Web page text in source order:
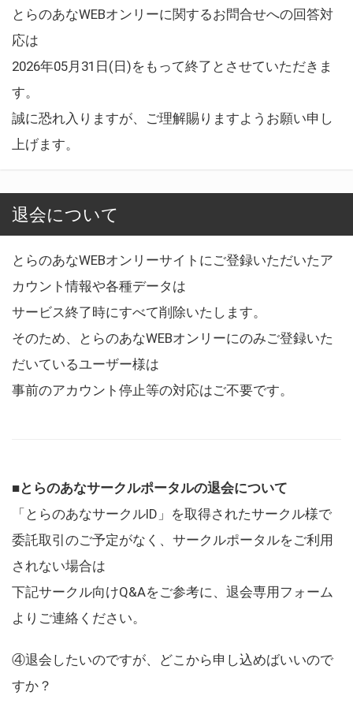
とらのあなWEBオンリーに関するお問合せへの回答対
応は
2026年05月31日(日)をもって終了とさせていただきま
す。
誠に恐れ入りますが、ご理解賜りますようお願い申し
上げます。
退会について
とらのあなWEBオンリーサイトにご登録いただいたア
カウント情報や各種データは
サービス終了時にすべて削除いたします。
そのため、とらのあなWEBオンリーにのみご登録いた
だいているユーザー様は
事前のアカウント停止等の対応はご不要です。
■とらのあなサークルポータルの退会について
「とらのあなサークルID」を取得されたサークル様で
委託取引のご予定がなく、サークルポータルをご利用
されない場合は
下記サークル向けQ&Aをご参考に、退会専用フォーム
よりご連絡ください。
④退会したいのですが、どこから申し込めばいいので
すか？